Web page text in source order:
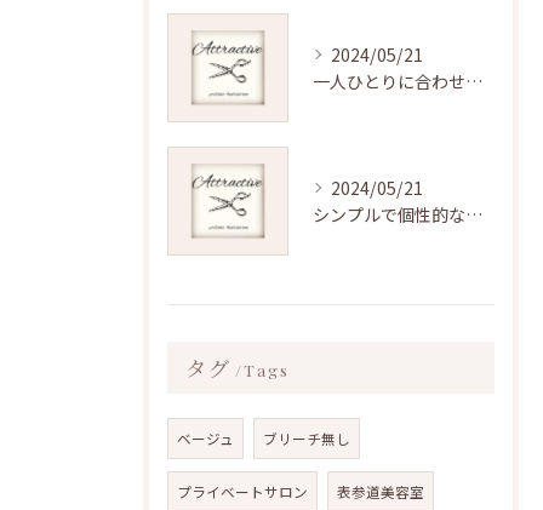
2024/05/21
一人ひとりに合わせたカット
2024/05/21
シンプルで個性的なカットが魅力！原宿の人気美容院
タグ Tags
ベージュ ブリーチ無し
プライベートサロン 表参道美容室